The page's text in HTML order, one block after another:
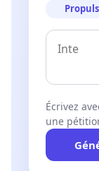
Écrivez
une